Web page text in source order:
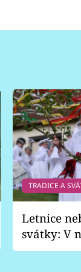
TRADICE A
Letnice
svátky: V
pondělí